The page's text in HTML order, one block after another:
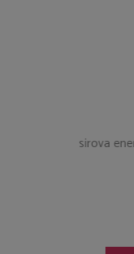
sirova